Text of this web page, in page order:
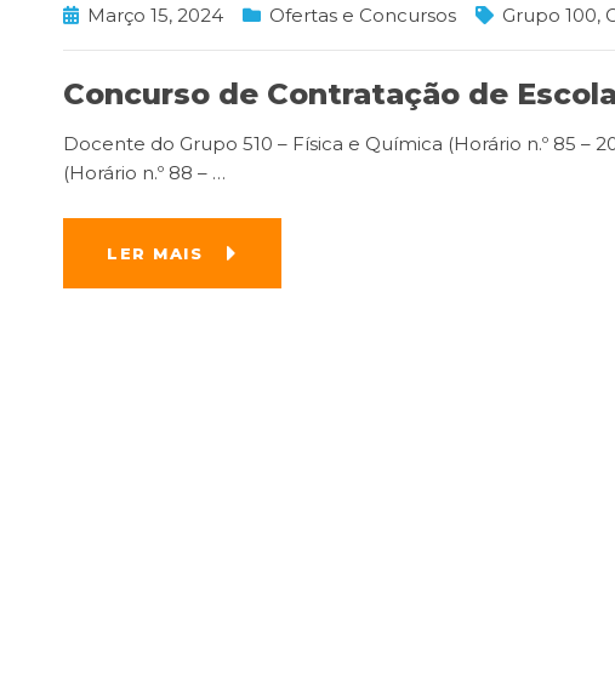
Março 15, 2024 Ofertas e Concursos Grupo 100,
Concurso de Contratação de Escola
Docente do Grupo 510 – Física e Química (Horário n.º 85 –
(Horário n.º 88 – …
LER MAIS